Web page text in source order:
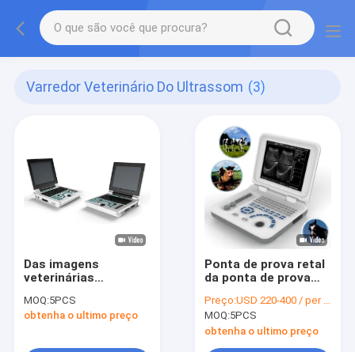
Varredor Veterinário Do Ultrassom (3)
Das imagens
veterinárias
128 do ultrassom do
OEM armazenamento
MOQ:5PCS
obtenha o ultimo preço
Ponta de prova retal
da ponta de prova
animal do micro dos
varredores 5.0Mhz
do ultrassom
Preço:USD 220-400 / per set
MOQ:5PCS
obtenha o ultimo preço